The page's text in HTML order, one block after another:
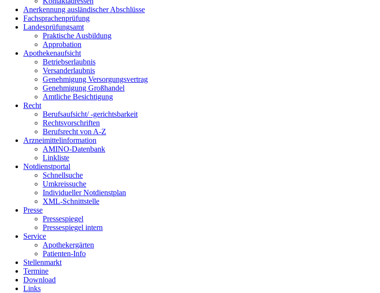
Anerkennung ausländischer Abschlüsse
Fachsprachenprüfung
Landesprüfungsamt
Praktische Ausbildung
Approbation
Apothekenaufsicht
Betriebserlaubnis
Versanderlaubnis
Genehmigung Versorgungsvertrag
Genehmigung Großhandel
Amtliche Besichtigung
Recht
Berufsaufsicht/ -gerichtsbarkeit
Rechtsvorschriften
Berufsrecht von A-Z
Arzneimittelinformation
AMINO-Datenbank
Linkliste
Notdienstportal
Schnellsuche
Umkreissuche
Individueller Notdienstplan
XML-Schnittstelle
Presse
Pressespiegel
Pressespiegel intern
Service
Apothekergärten
Patienten-Info
Stellenmarkt
Termine
Download
Links